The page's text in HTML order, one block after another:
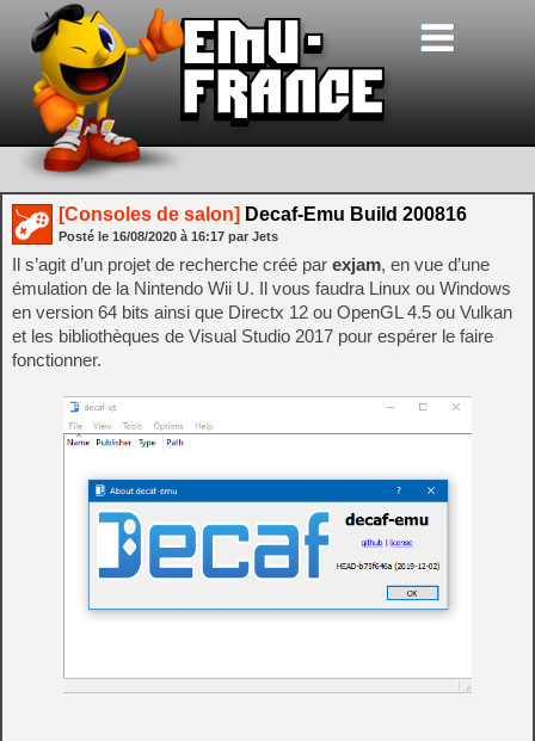
[Consoles de salon] Decaf-Emu Build 200816
Posté le 16/08/2020 à 16:17 par Jets
Il s’agit d’un projet de recherche créé par exjam, en vue d’une
émulation de la Nintendo Wii U. Il vous faudra Linux ou Windows
en version 64 bits ainsi que Directx 12 ou OpenGL 4.5 ou Vulkan
et les bibliothèques de Visual Studio 2017 pour espérer le faire
fonctionner.